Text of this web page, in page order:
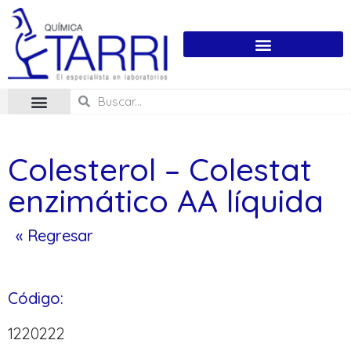
Colesterol – Colestat
enzimático AA líquida
« Regresar
Código:
1220222